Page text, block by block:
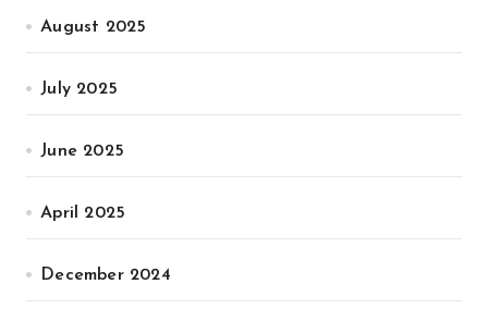
August 2025
July 2025
June 2025
April 2025
December 2024